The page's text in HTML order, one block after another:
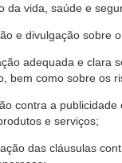
da vida, saúde e
e divulgação sobre
adequada e clara
bem como sobre
contra a
e serviços;
das cláusulas